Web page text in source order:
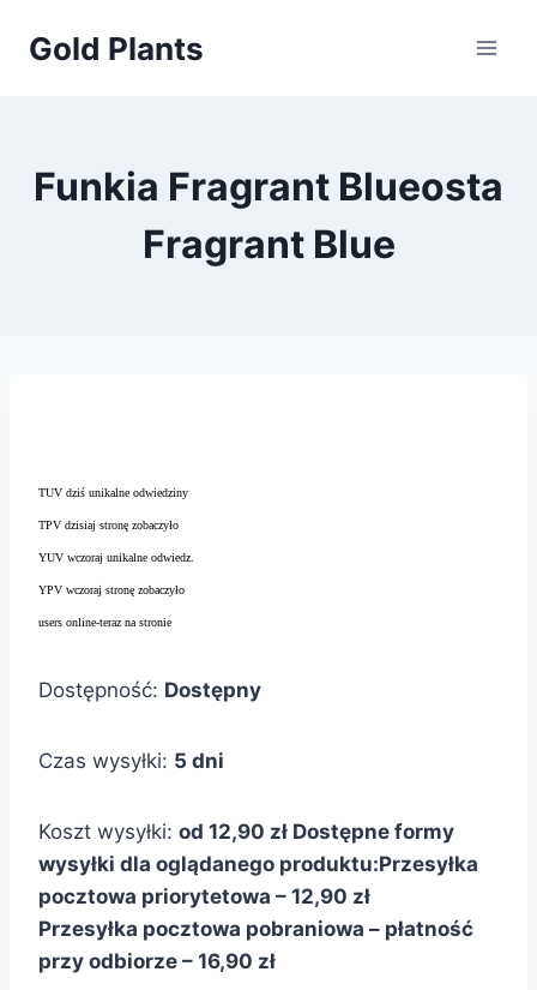
Gold Plants
Funkia Fragrant Blueosta
Fragrant Blue
TUV dziś unikalne odwiedziny
TPV dzisiaj stronę zobaczyło
YUV wczoraj unikalne odwiedz.
YPV wczoraj stronę zobaczyło
users online-teraz na stronie
Dostępność: Dostępny
Czas wysyłki: 5 dni
Koszt wysyłki: od 12,90 zł Dostępne formy
wysyłki dla oglądanego produktu:Przesyłka
pocztowa priorytetowa – 12,90 zł
Przesyłka pocztowa pobraniowa – płatność
przy odbiorze – 16,90 zł